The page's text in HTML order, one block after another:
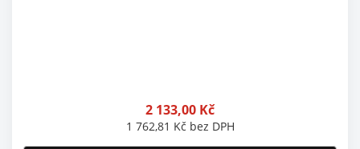
2 133,00 Kč
1 762,81 Kč bez DPH